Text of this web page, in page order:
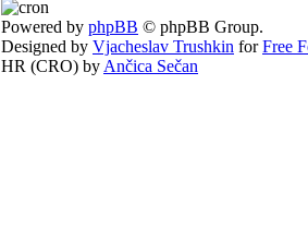
Powered by phpBB © phpBB Group.
Designed by Vjacheslav Trushkin forFree
HR (CRO) by Ančica Sečan